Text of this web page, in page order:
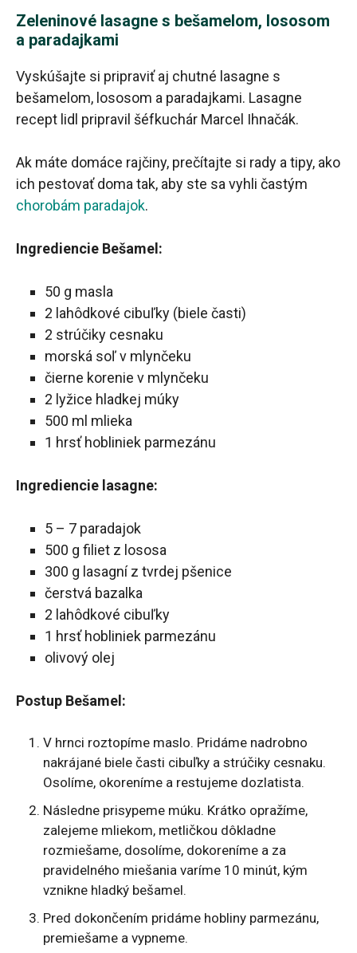
Zeleninové lasagne s bešamelom, lososom
a paradajkami
Vyskúšajte si pripraviť aj chutné lasagne s
bešamelom, lososom a paradajkami. Lasagne
recept lidl pripravil šéfkuchár Marcel Ihnačák.
Ak máte domáce rajčiny, prečítajte si rady a tipy, ako
ich pestovať doma tak, aby ste sa vyhli častým
chorobám paradajok.
Ingrediencie Bešamel:
50 g masla
2 lahôdkové cibuľky (biele časti)
2 strúčiky cesnaku
morská soľ v mlynčeku
čierne korenie v mlynčeku
2 lyžice hladkej múky
500 ml mlieka
1 hrsť hobliniek parmezánu
Ingrediencie lasagne:
5 – 7 paradajok
500 g filiet z lososa
300 g lasagní z tvrdej pšenice
čerstvá bazalka
2 lahôdkové cibuľky
1 hrsť hobliniek parmezánu
olivový olej
Postup Bešamel:
V hrnci roztopíme maslo. Pridáme nadrobno
nakrájané biele časti cibuľky a strúčiky cesnaku.
Osolíme, okoreníme a restujeme dozlatista.
Následne prisypeme múku. Krátko opražíme,
zalejeme mliekom, metličkou dôkladne
rozmiešame, dosolíme, dokoreníme a za
pravidelného miešania varíme 10 minút, kým
vznikne hladký bešamel.
Pred dokončením pridáme hobliny parmezánu,
premiešame a vypneme.